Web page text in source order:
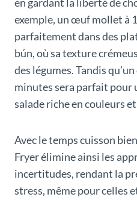
exemple, un œuf mollet à
parfaitement dans des
bún, où sa texture
des légumes. Tandis
minutes sera parfait pour
salade riche en couleurs
Avec le temps cuisson
Fryer élimine ainsi les
incertitudes, rendant la
stress, même pour celles